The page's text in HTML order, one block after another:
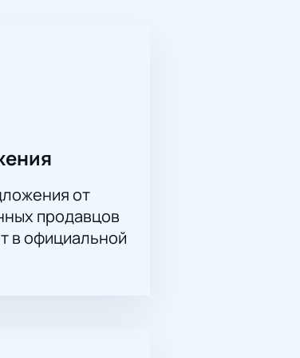
— это шанс услышать
этого
незабываемое
зале.
от
продавцов
в официальной